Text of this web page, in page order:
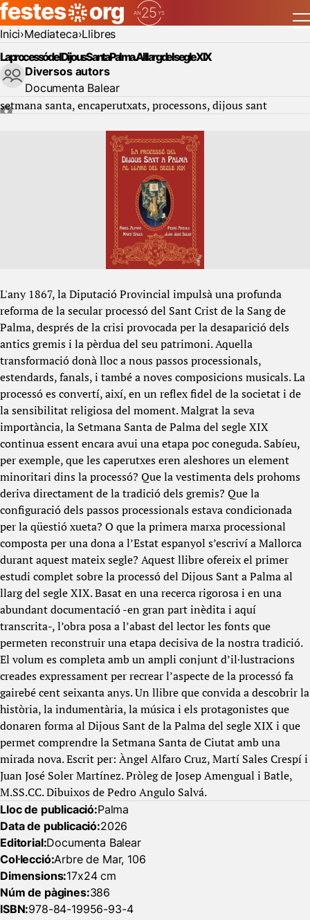
Inici Mediateca Llibres
La processó del Dijous Sant a Palma. Al llarg del segle XIX
Diversos autors
Documenta Balear
setmana santa encaperutxats processons dijous sant
L'any 1867, la Diputació Provincial impulsà una profunda
reforma de la secular processó del Sant Crist de la Sang de
Palma, després de la crisi provocada per la desaparició dels
antics gremis i la pèrdua del seu patrimoni. Aquella
transformació donà lloc a nous passos processionals,
estendards, fanals, i també a noves composicions musicals. La
processó es convertí, així, en un reflex fidel de la societat i de
la sensibilitat religiosa del moment. Malgrat la seva
importància, la Setmana Santa de Palma del segle XIX
continua essent encara avui una etapa poc coneguda. Sabíeu,
per exemple, que les caperutxes eren aleshores un element
minoritari dins la processó? Que la vestimenta dels prohoms
deriva directament de la tradició dels gremis? Que la
configuració dels passos processionals estava condicionada
per la qüestió xueta? O que la primera marxa processional
composta per una dona a l’Estat espanyol s’escriví a Mallorca
durant aquest mateix segle? Aquest llibre ofereix el primer
estudi complet sobre la processó del Dijous Sant a Palma al
llarg del segle XIX. Basat en una recerca rigorosa i en una
abundant documentació -en gran part inèdita i aquí
transcrita-, l’obra posa a l’abast del lector les fonts que
permeten reconstruir una etapa decisiva de la nostra tradició.
El volum es completa amb un ampli conjunt d’il·lustracions
creades expressament per recrear l’aspecte de la processó fa
gairebé cent seixanta anys. Un llibre que convida a descobrir la
història, la indumentària, la música i els protagonistes que
donaren forma al Dijous Sant de la Palma del segle XIX i que
permet comprendre la Setmana Santa de Ciutat amb una
mirada nova. Escrit per: Àngel Alfaro Cruz, Martí Sales Crespí i
Juan José Soler Martínez. Pròleg de Josep Amengual i Batle,
M.SS.CC. Dibuixos de Pedro Angulo Salvá.
Lloc de publicació:Palma
Data de publicació:2026
Editorial:Documenta Balear
Col·lecció:Arbre de Mar, 106
Dimensions:17x24 cm
Núm de pàgines:386
ISBN:978-84-19956-93-4